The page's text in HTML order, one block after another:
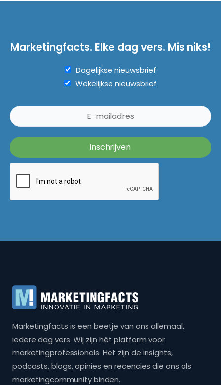
Marketingfacts. Elke dag vers. Mis niks!
Dagelijkse nieuwsbrief
Wekelijkse nieuwsbrief
Marketingfacts is een beetje van ons allemaal,
iedere dag vers. Wij zijn hét platform voor
marketingprofessionals. Het zijn de insights,
podcasts, blogs, opinies en recencies die ons als
marketingcommunity binden.